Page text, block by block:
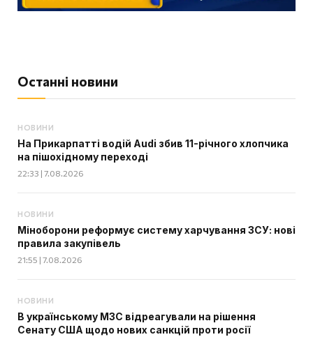
Останні новини
НОВИНИ
На Прикарпатті водій Audi збив 11-річного хлопчика
на пішохідному переході
22:33 | 7.08.2026
НОВИНИ
Міноборони реформує систему харчування ЗСУ: нові
правила закупівель
21:55 | 7.08.2026
НОВИНИ
В українському МЗС відреагували на рішення
Сенату США щодо нових санкцій проти росії